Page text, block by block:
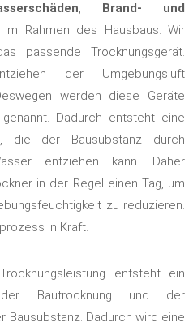
,
Brand- und
Rahmen des Hausbaus. Wir
passende Trocknungsgerät.
der Umgebungsluft
werden diese Geräte
Dadurch entsteht eine
die der Bausubstanz durch
entziehen kann. Daher
in der Regel einen Tag, um
zu reduzieren.
in Kraft.
entsteht ein
der Bautrocknung und der
Bausubstanz. Dadurch wird eine